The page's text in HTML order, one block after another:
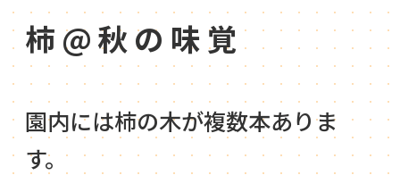
柿@秋の味覚
園内には柿の木が複数本ありま
す。